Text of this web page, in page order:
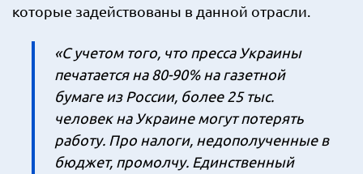
которые задействованы в данной отрасли.
«С учетом того, что пресса Украины
печатается на 80-90% на газетной
бумаге из России, более 25 тыс.
человек на Украине могут потерять
работу. Про налоги, недополученные в
бюджет, промолчу. Единственный